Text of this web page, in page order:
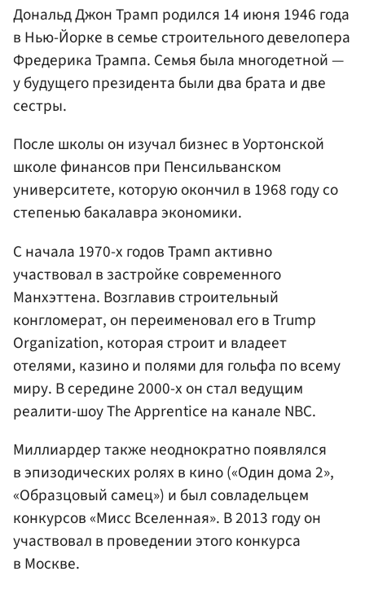
Дональд Джон Трамп родился 14 июня 1946 года
в Нью-Йорке в семье строительного девелопера
Фредерика Трампа. Семья была многодетной —
у будущего президента были два брата и две
сестры.
После школы он изучал бизнес в Уортонской
школе финансов при Пенсильванском
университете, которую окончил в 1968 году со
степенью бакалавра экономики.
С начала 1970-х годов Трамп активно
участвовал в застройке современного
Манхэттена. Возглавив строительный
конгломерат, он переименовал его в Trump
Organization, которая строит и владеет
отелями, казино и полями для гольфа по всему
миру. В середине 2000-х он стал ведущим
реалити-шоу The Apprentice на канале NBC.
Миллиардер также неоднократно появлялся
в эпизодических ролях в кино («Один дома 2»,
«Образцовый самец») и был совладельцем
конкурсов «Мисс Вселенная». В 2013 году он
участвовал в проведении этого конкурса
в Москве.